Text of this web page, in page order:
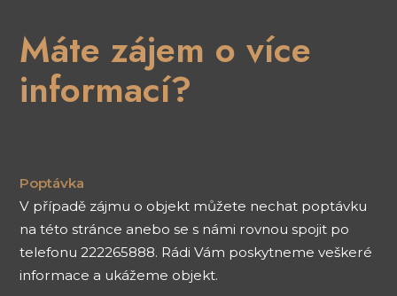
Máte zájem o více
informací?
Poptávka
V případě zájmu o objekt můžete nechat poptávku
na této stránce anebo se s námi rovnou spojit po
telefonu 222265888. Rádi Vám poskytneme veškeré
informace a ukážeme objekt.